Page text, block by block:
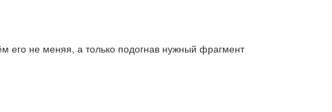
его не меняя, а только подогнав нужный фрагмент